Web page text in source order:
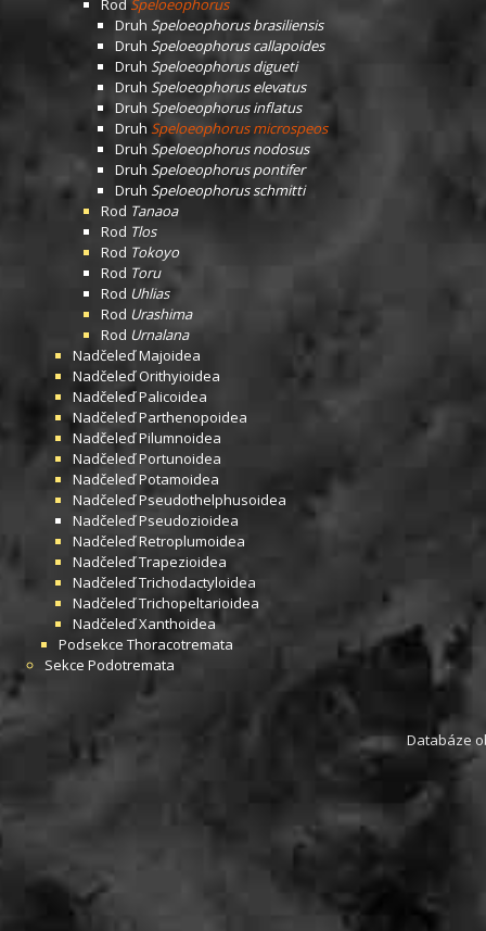
Rod Speloeophorus
Druh Speloeophorus brasiliensis
Druh Speloeophorus callapoides
Druh Speloeophorus digueti
Druh Speloeophorus elevatus
Druh Speloeophorus inflatus
Druh Speloeophorus microspeos
Druh Speloeophorus nodosus
Druh Speloeophorus pontifer
Druh Speloeophorus schmitti
Rod Tanaoa
Rod Tlos
Rod Tokoyo
Rod Toru
Rod Uhlias
Rod Urashima
Rod Urnalana
NadčeleďMajoidea
NadčeleďOrithyioidea
NadčeleďPalicoidea
NadčeleďParthenopoidea
NadčeleďPilumnoidea
NadčeleďPortunoidea
NadčeleďPotamoidea
NadčeleďPseudothelphusoidea
NadčeleďPseudozioidea
NadčeleďRetroplumoidea
NadčeleďTrapezioidea
NadčeleďTrichodactyloidea
NadčeleďTrichopeltarioidea
NadčeleďXanthoidea
Podsekce Thoracotremata
Sekce Podotremata
Databáze